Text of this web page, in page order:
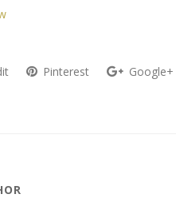
Pinterest Google+